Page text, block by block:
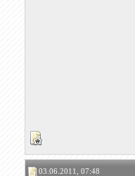
03.06.2011, 07:48